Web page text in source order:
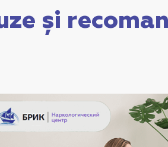
și